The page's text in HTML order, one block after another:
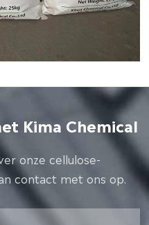
Kima Chemical
onze cellulose-
contact met ons op.